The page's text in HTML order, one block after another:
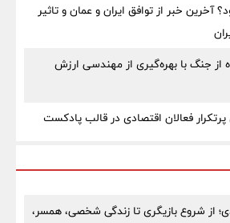
آخرین خبر از توافق ایران و عمان و تاثیر
از جنگ با بهره‌گیری از مهندسی ارزش
فعالان اقتصادی در قالب پادکست
از شروع بازیگری تا زندگی شخصی، همسر،